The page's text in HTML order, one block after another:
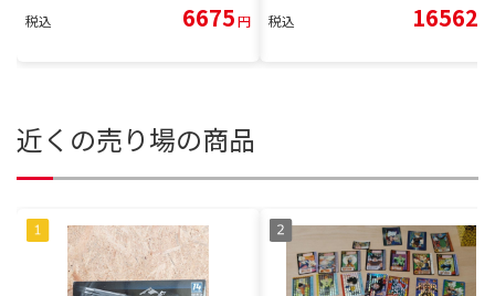
税込 6675円 税込 16562
近くの売り場の商品